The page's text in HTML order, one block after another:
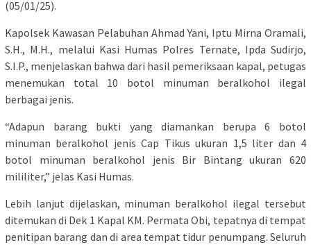
(05/01/25).
Kapolsek Kawasan Pelabuhan Ahmad Yani, Iptu Mirna Oramali,
S.H., M.H., melalui Kasi Humas Polres Ternate, Ipda Sudirjo,
S.I.P., menjelaskan bahwa dari hasil pemeriksaan kapal, petugas
menemukan total 10 botol minuman beralkohol ilegal
berbagai jenis.
“Adapun barang bukti yang diamankan berupa 6 botol
minuman beralkohol jenis Cap Tikus ukuran 1,5 liter dan 4
botol minuman beralkohol jenis Bir Bintang ukuran 620
mililiter,” jelas Kasi Humas.
Lebih lanjut dijelaskan, minuman beralkohol ilegal tersebut
ditemukan di Dek 1 Kapal KM. Permata Obi, tepatnya di tempat
penitipan barang dan di area tempat tidur penumpang. Seluruh